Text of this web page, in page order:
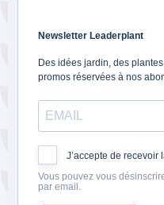
Newsletter Leaderplant
Des idées jardin, des
promos réservées à nos
J’accepte de recevoir
Vous pouvez vous
par email.